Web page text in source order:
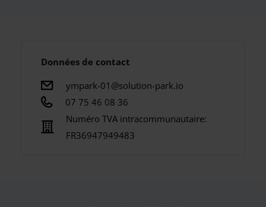
Données de contact
ympark-01@solution-park.io
07 75 46 08 36
Numéro TVA intracommunautaire:
FR36947949483